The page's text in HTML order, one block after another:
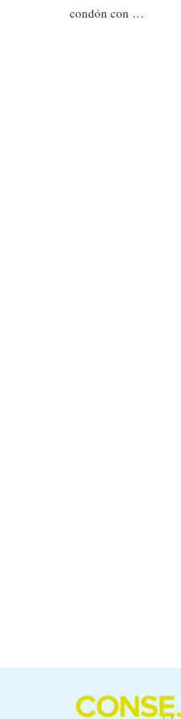
condón con …